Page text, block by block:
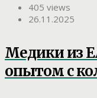
405 views
26.11.2025
Медики из
опытом с